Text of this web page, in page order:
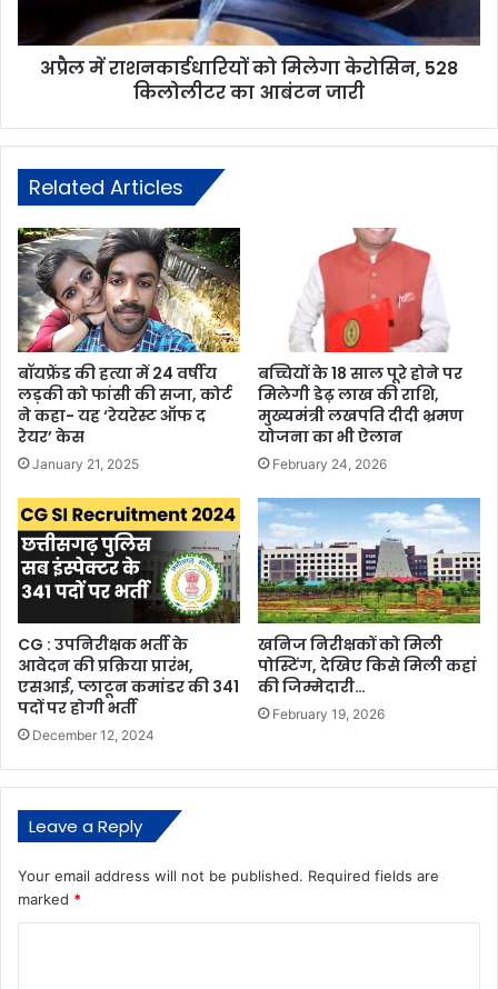
अप्रैल में राशनकार्डधारियों को मिलेगा केरोसिन, 528
किलोलीटर का आबंटन जारी
Related Articles
बॉयफ्रेंड की हत्या में 24 वर्षीय
लड़की को फांसी की सजा, कोर्ट
ने कहा- यह ‘रेयरेस्ट ऑफ द
रेयर’ केस
January 21, 2025
बच्चियों के 18 साल पूरे होने पर
मिलेगी डेढ़ लाख की राशि,
मुख्यमंत्री लखपति दीदी भ्रमण
योजना का भी ऐलान
February 24, 2026
CG : उपनिरीक्षक भर्ती के
आवेदन की प्रक्रिया प्रारंभ,
एसआई, प्लाटून कमांडर की 341
पदों पर होगी भर्ती
December 12, 2024
खनिज निरीक्षकों को मिली
पोस्टिंग, देखिए किसे मिली कहां
की जिम्मेदारी…
February 19, 2026
Leave a Reply
Your email address will not be published. Required fields are
marked *